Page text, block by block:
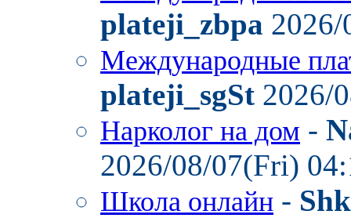
plateji_zbpa
Международные
plateji_sgSt 2026/
Нарколог на дом -
2026/08/07(Fri)
Школа онлайн -